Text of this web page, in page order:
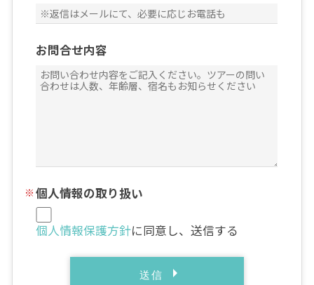
お問合せ内容
個人情報の取り扱い
個人情報保護方針に同意し、送信する